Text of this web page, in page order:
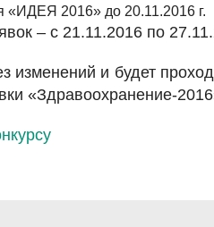
«ИДЕЯ 2016» до 20.11.2016 г.
– с 21.11.2016 по
изменений и будет
«Здравоохранение-